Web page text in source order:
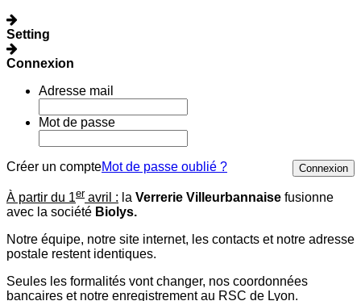
Setting
Connexion
Adresse mail
Mot de passe
Créer un compte Connexion
Mot de passe oublié ?
À partir du 1er avril : la Verrerie Villeurbannaise fusionne
avec la société Biolys.
Notre équipe, notre site internet, les contacts et notre adresse
postale restent identiques.
Seules les formalités vont changer, nos coordonnées
bancaires et notre enregistrement au RSC de Lyon.